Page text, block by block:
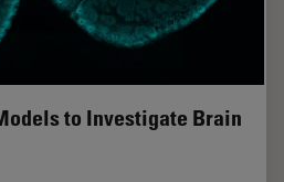
to Investigate Brain